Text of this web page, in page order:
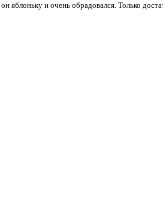
яблоньку и очень обрадовался. Только